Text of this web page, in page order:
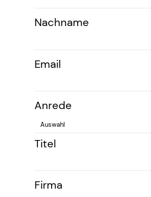
Nachname
Email
Anrede
Titel
Firma